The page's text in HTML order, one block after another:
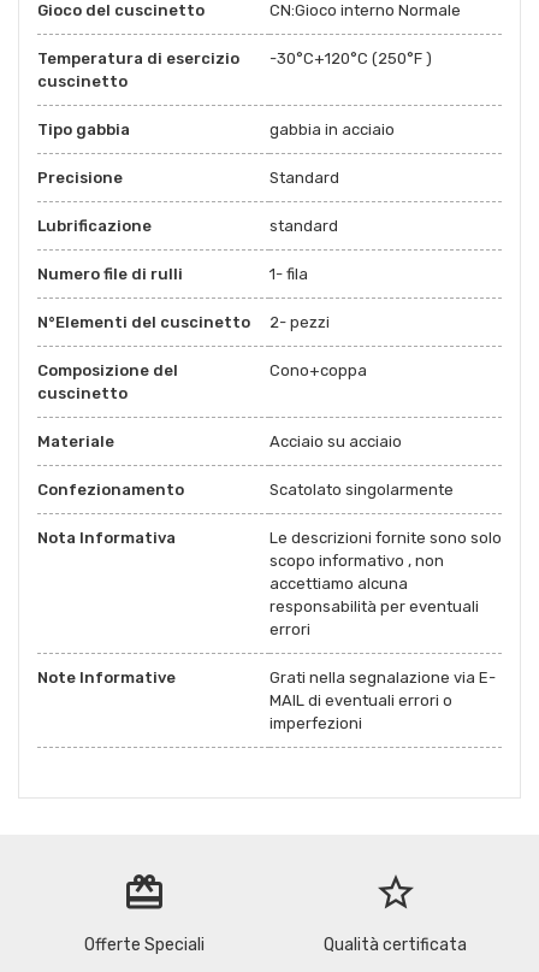
Gioco del cuscinetto CN:Gioco interno Normale
Temperatura di esercizio
cuscinetto
-30°C+120°C (250°F )
Tipo gabbia gabbia in acciaio
Precisione Standard
Lubrificazione standard
Numero file di rulli 1- fila
N°Elementi del cuscinetto 2- pezzi
Composizione del
cuscinetto
Cono+coppa
Materiale Acciaio su acciaio
Confezionamento Scatolato singolarmente
Nota Informativa
Le descrizioni fornite sono solo
scopo informativo , non
accettiamo alcuna
responsabilità per eventuali
errori
Note Informative
Grati nella segnalazione via E-
MAIL di eventuali errori o
imperfezioni
redeem
Offerte Speciali
star_border
Qualità certificata